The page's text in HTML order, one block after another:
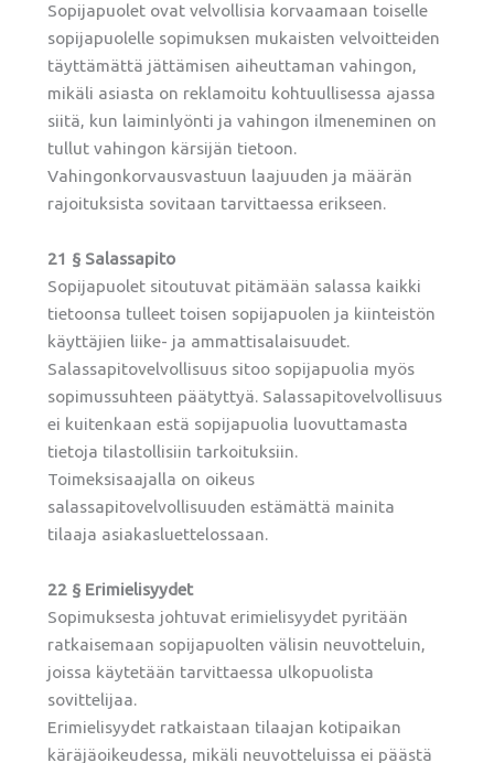
Sopijapuolet ovat velvollisia korvaamaan toiselle
sopijapuolelle sopimuksen mukaisten velvoitteiden
täyttämättä jättämisen aiheuttaman vahingon,
mikäli asiasta on reklamoitu kohtuullisessa ajassa
siitä, kun laiminlyönti ja vahingon ilmeneminen on
tullut vahingon kärsijän tietoon.
Vahingonkorvausvastuun laajuuden ja määrän
rajoituksista sovitaan tarvittaessa erikseen.
21 § Salassapito
Sopijapuolet sitoutuvat pitämään salassa kaikki
tietoonsa tulleet toisen sopijapuolen ja kiinteistön
käyttäjien liike- ja ammattisalaisuudet.
Salassapitovelvollisuus sitoo sopijapuolia myös
sopimussuhteen päätyttyä. Salassapitovelvollisuus
ei kuitenkaan estä sopijapuolia luovuttamasta
tietoja tilastollisiin tarkoituksiin.
Toimeksisaajalla on oikeus
salassapitovelvollisuuden estämättä mainita
tilaaja asiakasluettelossaan.
22 § Erimielisyydet
Sopimuksesta johtuvat erimielisyydet pyritään
ratkaisemaan sopijapuolten välisin neuvotteluin,
joissa käytetään tarvittaessa ulkopuolista
sovittelijaa.
Erimielisyydet ratkaistaan tilaajan kotipaikan
käräjäoikeudessa, mikäli neuvotteluissa ei päästä